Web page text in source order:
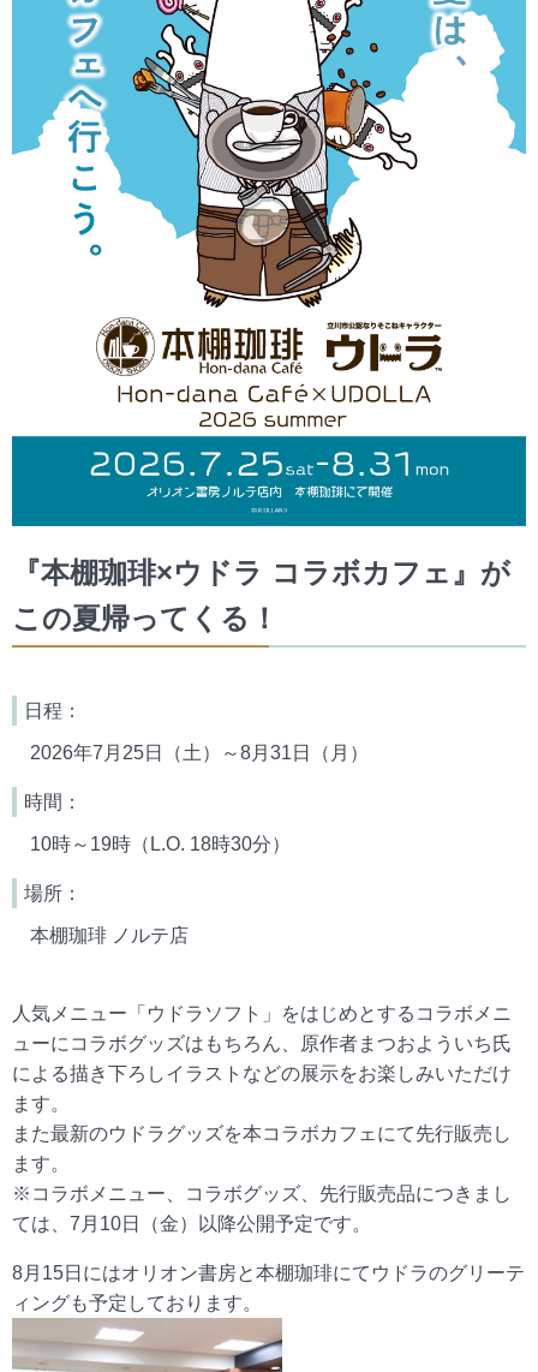
『本棚珈琲×ウドラ コラボカフェ』が
この夏帰ってくる！
日程：
2026年7月25日（土）～8月31日（月）
時間：
10時～19時（L.O. 18時30分）
場所：
本棚珈琲 ノルテ店
人気メニュー「ウドラソフト」をはじめとするコラボメニ
ューにコラボグッズはもちろん、原作者まつおよういち氏
による描き下ろしイラストなどの展示をお楽しみいただけ
ます。
また最新のウドラグッズを本コラボカフェにて先行販売し
ます。
※コラボメニュー、コラボグッズ、先行販売品につきまし
ては、7月10日（金）以降公開予定です。
8月15日にはオリオン書房と本棚珈琲にてウドラのグリーテ
ィングも予定しております。